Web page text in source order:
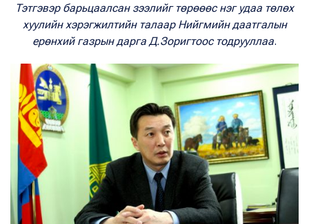
Тэтгэвэр барьцаалсан зээлийг төрөөөс нэг удаа төлөх
хуулийн хэрэгжилтийн талаар Нийгмийн даатгалын
ерөнхий газрын дарга Д.Зоригтоос тодрууллаа.